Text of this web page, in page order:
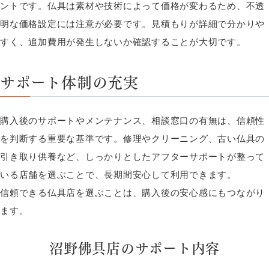
ントです。仏具は素材や技術によって価格が変わるため、不透
明な価格設定には注意が必要です。見積もりが詳細で分かりや
すく、追加費用が発生しないか確認することが大切です。
サポート体制の充実
購入後のサポートやメンテナンス、相談窓口の有無は、信頼性
を判断する重要な基準です。修理やクリーニング、古い仏具の
引き取り供養など、しっかりとしたアフターサポートが整って
いる店舗を選ぶことで、長期間安心して利用できます。
信頼できる仏具店を選ぶことは、購入後の安心感にもつながり
ます。
沼野佛具店のサポート内容